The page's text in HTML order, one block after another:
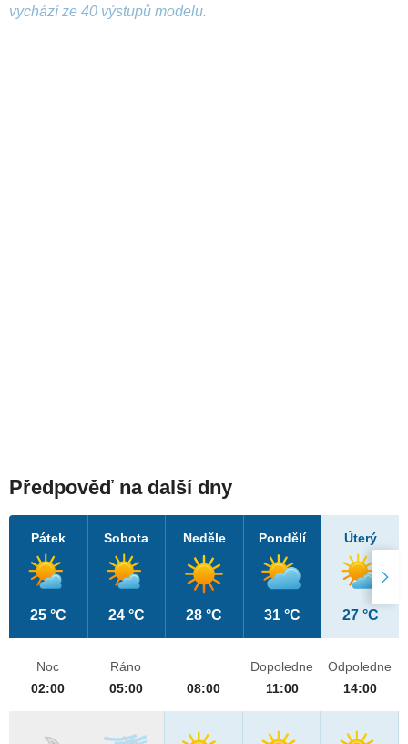
vychází ze 40 výstupů modelu.
Předpověď na další dny
Pátek
25 °C
Sobota
24 °C
Neděle
28 °C
Pondělí
31 °C
Úterý
27 °C
Noc
02:00
Ráno
05:00
08:00
Dopoledne
11:00
Odpoledne
14:00